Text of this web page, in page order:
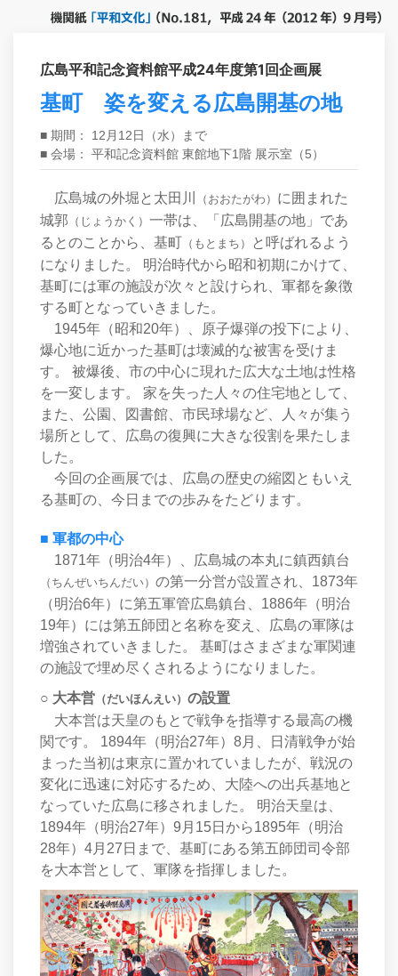
広島平和記念資料館平成24年度第1回企画展
基町 姿を変える広島開基の地
■ 期間： 12月12日（水）まで
■ 会場： 平和記念資料館 東館地下1階 展示室（5）
広島城の外堀と太田川 （おおたがわ） に囲まれた
城郭 （じょうかく） 一帯は、「広島開基の地」であ
るとのことから、基町 （もとまち）
と呼ばれるよう
になりました。 明治時代から昭和初期にかけて、
基町には軍の施設が次々と設けられ、軍都を象徴
する町となっていきました。
1945年（昭和20年）、原子爆弾の投下により、
爆心地に近かった基町は壊滅的な被害を受けま
す。 被爆後、市の中心に現れた広大な土地は性格
を一変します。 家を失った人々の住宅地として、
また、公園、図書館、市民球場など、人々が集う
場所として、広島の復興に大きな役割を果たしま
した。
今回の企画展では、広島の歴史の縮図ともいえ
る基町の、今日までの歩みをたどります。
■ 軍都の中心
1871年（明治4年）、広島城の本丸に鎮西鎮台
（ちんぜいちんだい） の第一分営が設置され、1873年
（明治6年）に第五軍管広島鎮台、1886年（明治
19年）には第五師団と名称を変え、広島の軍隊は
増強されていきました。 基町はさまざまな軍関連
の施設で埋め尽くされるようになりました。
○ 大本営 （だいほんえい） の設置
大本営は天皇のもとで戦争を指導する最高の機
関です。 1894年（明治27年）8月、日清戦争が始
まった当初は東京に置かれていましたが、戦況の
変化に迅速に対応するため、大陸への出兵基地と
なっていた広島に移されました。 明治天皇は、
1894年（明治27年）9月15日から1895年（明治
28年）4月27日まで、基町にある第五師団司令部
を大本営として、軍隊を指揮しました。